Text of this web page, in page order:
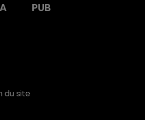
PUB
du site